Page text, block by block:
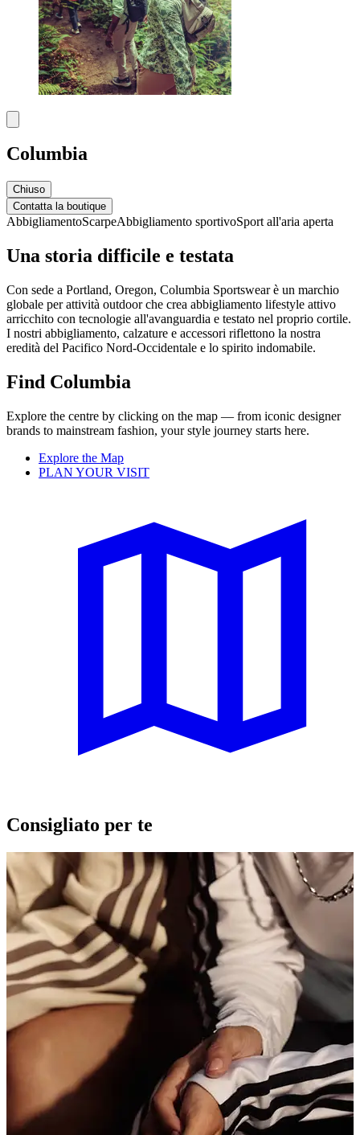
Columbia
Chiuso
Contatta la boutique
AbbigliamentoScarpeAbbigliamento sportivoSport all'aria aperta
Una storia difficile e testata
Con sede a Portland, Oregon, Columbia Sportswear è un marchio
globale per attività outdoor che crea abbigliamento lifestyle attivo
arricchito con tecnologie all'avanguardia e testato nel proprio cortile.
I nostri abbigliamento, calzature e accessori riflettono la nostra
eredità del Pacifico Nord-Occidentale e lo spirito indomabile.
Find Columbia
Explore the centre by clicking on the map — from iconic designer
brands to mainstream fashion, your style journey starts here.
Explore the Map
PLAN YOUR VISIT
Consigliato per te